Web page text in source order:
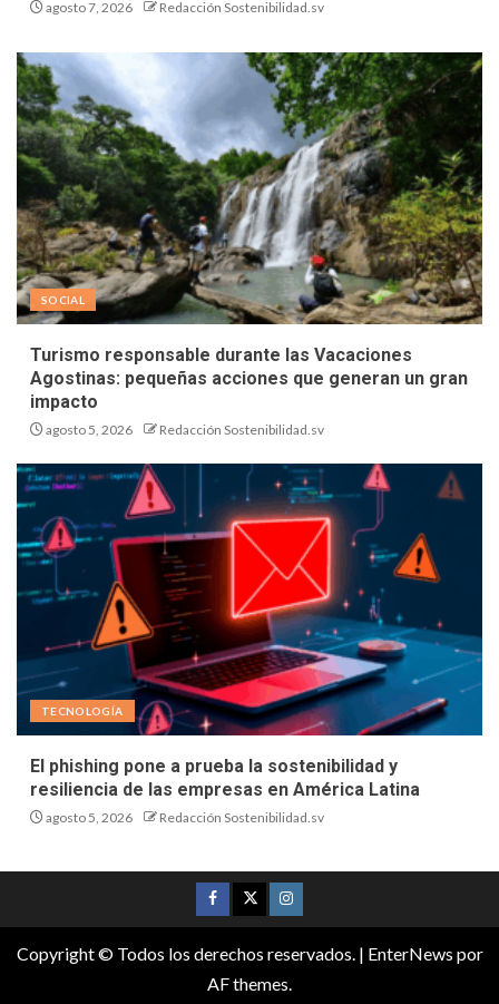
agosto 7, 2026 Redacción Sostenibilidad.sv
SOCIAL
Turismo responsable durante las Vacaciones
Agostinas: pequeñas acciones que generan un gran
impacto
agosto 5, 2026 Redacción Sostenibilidad.sv
TECNOLOGÍA
El phishing pone a prueba la sostenibilidad y
resiliencia de las empresas en América Latina
agosto 5, 2026 Redacción Sostenibilidad.sv
Copyright © Todos los derechos reservados. | EnterNews por
AF themes.